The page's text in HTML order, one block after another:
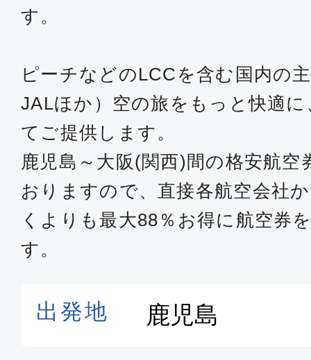
す。
ピーチなどのLCCを含む国内の
JALほか）空の旅をもっと快適
てご提供します。
鹿児島～大阪(関西)間の格安航
おりますので、直接各航空会社
くよりも最大88％お得に航空券
す。